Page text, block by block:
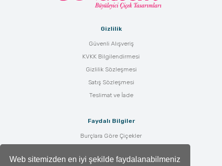
Web sitemizden en iyi şekilde faydalanabilmeniz
Gizlilik
Güvenli Alışveriş
KVKK Bilgilendirmesi
Gizlilik Sözleşmesi
Satış Sözleşmesi
Teslimat ve İade
Faydalı Bilgiler
Burçlara Göre Çiçekler
Çiçek Anlamları